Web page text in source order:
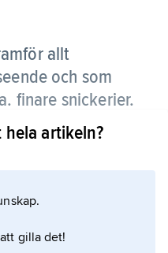
allt
och som
finare snickerier.
på ädelträ finns
virkessorter,
artikeln?
gilla det!